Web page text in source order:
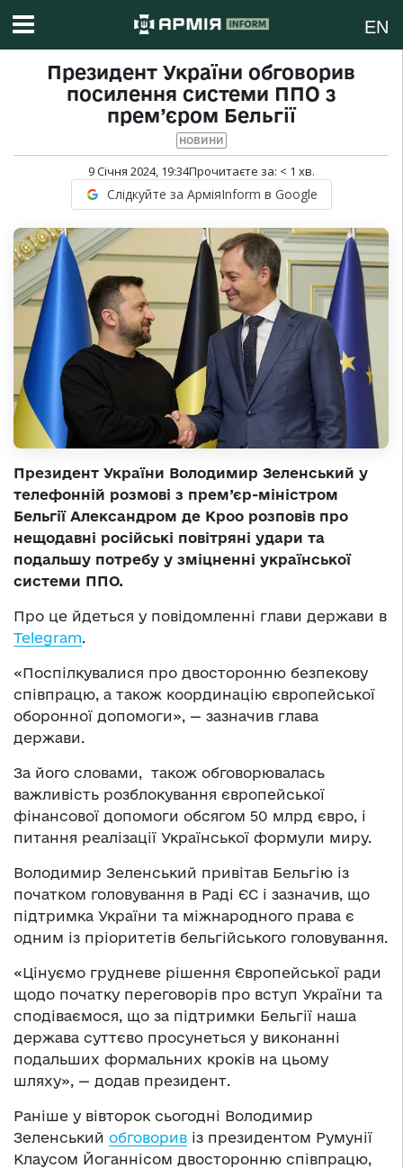
EN
Президент України обговорив
посилення системи ППО з
прем’єром Бельгії
НОВИНИ
9 Січня 2024, 19:34Прочитаєте за: < 1 хв.
Слідкуйте за АрміяInform в Google
Президент України Володимир Зеленський у
телефонній розмові з прем’єр-міністром
Бельгії Александром де Кроо розповів про
нещодавні російські повітряні удари та
подальшу потребу у зміцненні української
системи ППО.
Про це йдеться у повідомленні глави держави в
Telegram.
«Поспілкувалися про двосторонню безпекову
співпрацю, а також координацію європейської
оборонної допомоги», — зазначив глава
держави.
За його словами, також обговорювалась
важливість розблокування європейської
фінансової допомоги обсягом 50 млрд євро, і
питання реалізації Української формули миру.
Володимир Зеленський привітав Бельгію із
початком головування в Раді ЄС і зазначив, що
підтримка України та міжнародного права є
одним із пріоритетів бельгійського головування.
«Цінуємо грудневе рішення Європейської ради
щодо початку переговорів про вступ України та
сподіваємося, що за підтримки Бельгії наша
держава суттєво просунеться у виконанні
подальших формальних кроків на цьому
шляху», — додав президент.
Раніше у вівторок сьогодні Володимир
Зеленський обговорив із президентом Румунії
Клаусом Йоганнісом двосторонню співпрацю,